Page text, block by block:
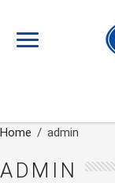
Home / admin
ADMIN